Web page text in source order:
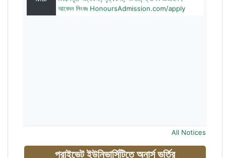
আবেদন লিংকঃ HonoursAdmission.com/apply
All Notices
প্রাইভেট ইউনিভার্সিটিতে অনার্স ভর্তির